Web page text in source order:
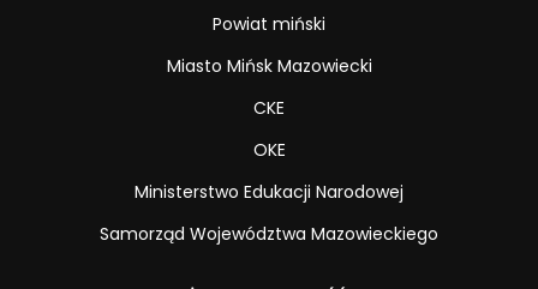
Powiat miński
Miasto Mińsk Mazowiecki
CKE
OKE
Ministerstwo Edukacji Narodowej
Samorząd Województwa Mazowieckiego